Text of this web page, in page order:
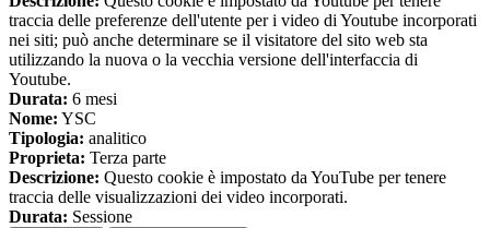
traccia delle preferenze dell'utente per i video di Youtube incorporati
nei siti; può anche determinare se il visitatore del sito web sta
utilizzando la nuova o la vecchia versione dell'interfaccia di
Youtube.
Durata: 6 mesi
Nome: YSC
Tipologia: analitico
Proprieta: Terza parte
Descrizione: Questo cookie è impostato da YouTube per tenere
traccia delle visualizzazioni dei video incorporati.
Durata: Sessione